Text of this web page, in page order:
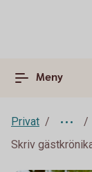
Meny
Privat
Skriv